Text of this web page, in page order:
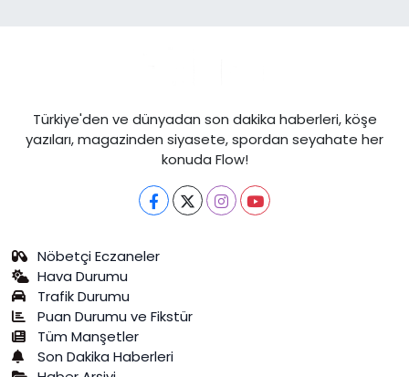
Türkiye'den ve dünyadan son dakika haberleri, köşe
yazıları, magazinden siyasete, spordan seyahate her
konuda Flow!
Nöbetçi Eczaneler
Hava Durumu
Trafik Durumu
Puan Durumu ve Fikstür
Tüm Manşetler
Son Dakika Haberleri